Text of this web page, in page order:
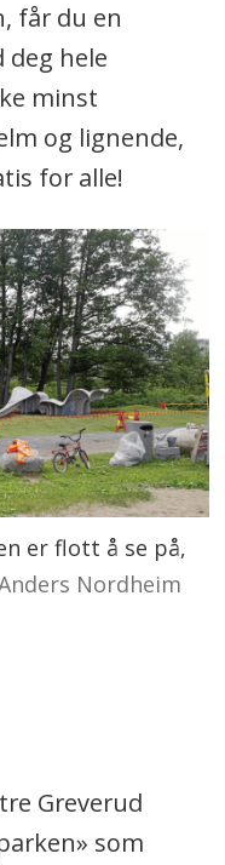
får du en
deg hele
minst
og lignende,
for alle!
er flott å se på,
Nordheim
Greverud
som